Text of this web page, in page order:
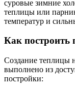
суровые зимние
теплицы или
температур и
Как построить
Создание теплицы
выполнено из
постройки: